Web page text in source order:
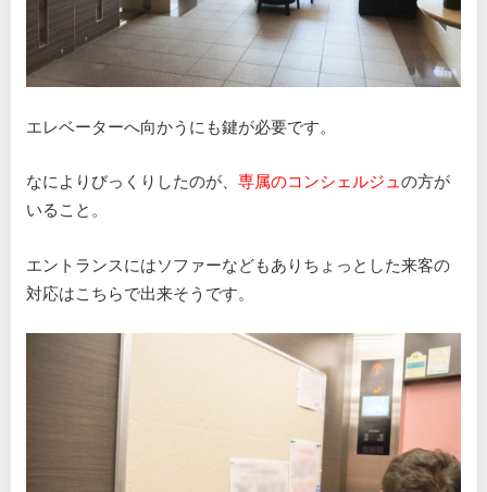
エレベーターへ向かうにも鍵が必要です。
なによりびっくりしたのが、 専属のコンシェルジュ の方が
いること。
エントランスにはソファーなどもありちょっとした来客の
対応はこちらで出来そうです。